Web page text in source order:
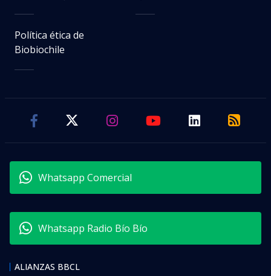
Periodista. Editora de Economía en BioBioChile.
Jueves 06 Agosto, 2026 | 09:10
Seguimos criterios de
visitas
NOTICIA EN DESARROLLO
noticia, quédate atento a las actualizaciones.
Los salarios en Chile continuaron recuperando